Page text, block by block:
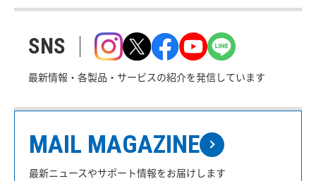
SNS
最新情報・各製品・サービスの紹介を発信しています
MAIL MAGAZINE
最新ニュースやサポート情報をお届けします